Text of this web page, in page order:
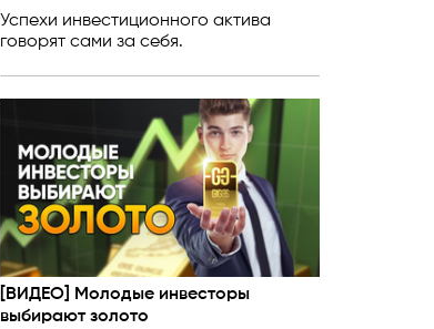
Успехи инвестиционного актива
говорят сами за себя.
[ВИДЕО] Молодые инвесторы
выбирают золото